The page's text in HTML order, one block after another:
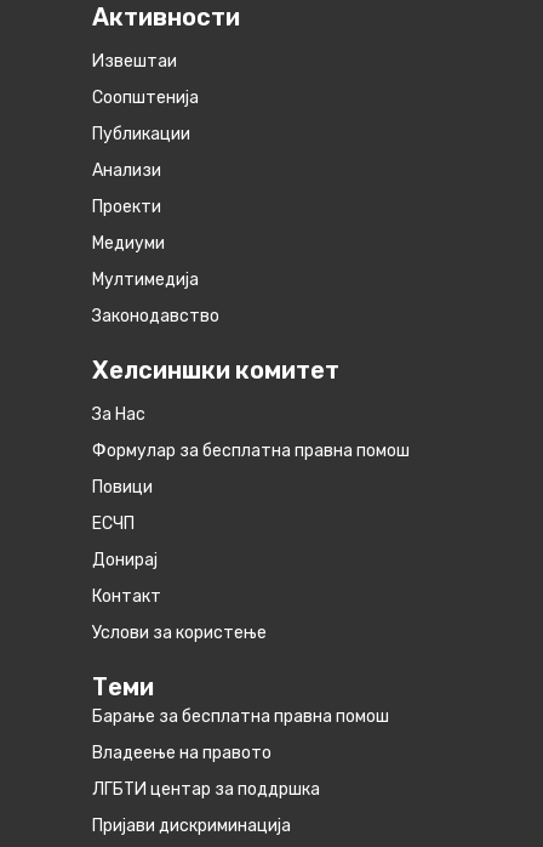
Активности
Извештаи
Соопштенија
Публикации
Анализи
Проекти
Медиуми
Мултимедија
Законодавство
Хелсиншки комитет
За Нас
Формулар за бесплатна правна помош
Повици
ЕСЧП
Донирај
Контакт
Услови за користење
Теми
Барање за бесплатна правна помош
Владеење на правото
ЛГБТИ центар за поддршка
Пријави дискриминација